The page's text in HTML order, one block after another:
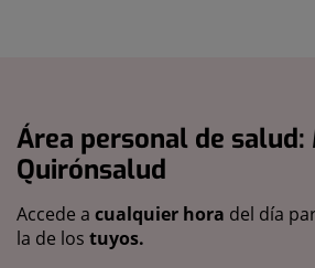
Área personal de salud:
Quirónsalud
Accede a cualquier hora del día
la de los tuyos.